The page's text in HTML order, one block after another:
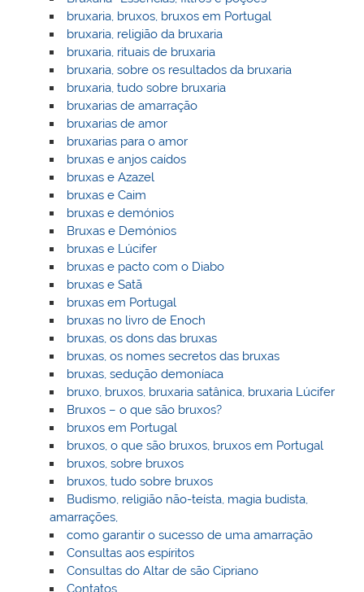
bruxaria, bruxos, bruxos em Portugal
bruxaria, religião da bruxaria
bruxaria, rituais de bruxaria
bruxaria, sobre os resultados da bruxaria
bruxaria, tudo sobre bruxaria
bruxarias de amarração
bruxarias de amor
bruxarias para o amor
bruxas e anjos caídos
bruxas e Azazel
bruxas e Caim
bruxas e demónios
Bruxas e Demónios
bruxas e Lúcifer
bruxas e pacto com o Diabo
bruxas e Satã
bruxas em Portugal
bruxas no livro de Enoch
bruxas, os dons das bruxas
bruxas, os nomes secretos das bruxas
bruxas, sedução demoníaca
bruxo, bruxos, bruxaria satânica, bruxaria Lúcifer
Bruxos – o que são bruxos?
bruxos em Portugal
bruxos, o que são bruxos, bruxos em Portugal
bruxos, sobre bruxos
bruxos, tudo sobre bruxos
Budismo, religião não-teísta, magia budista,
amarrações,
como garantir o sucesso de uma amarração
Consultas aos espíritos
Consultas do Altar de são Cipriano
Contatos